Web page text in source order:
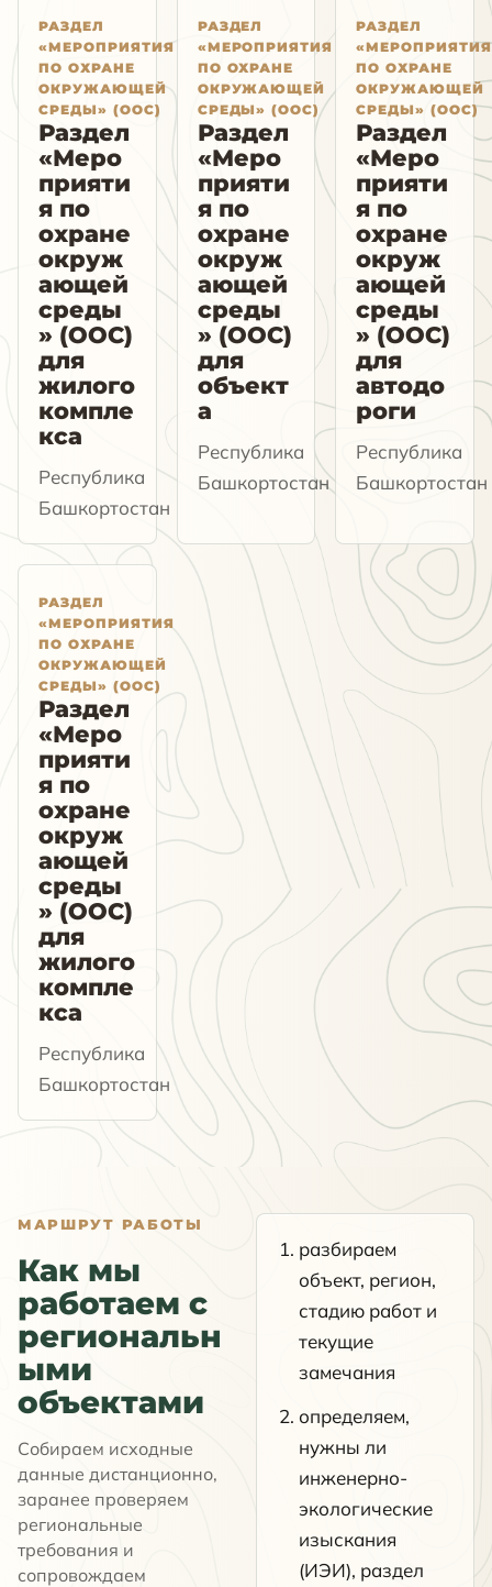
РАЗДЕЛ
«МЕРОПРИЯТИЯ
ПО ОХРАНЕ
ОКРУЖАЮЩЕЙ
СРЕДЫ» (ООС)
Раздел
«Меро
прияти
я по
охране
окруж
ающей
среды
» (ООС)
для
жилого
компле
кса
Республика
Башкортостан
РАЗДЕЛ
«МЕРОПРИЯТИЯ
ПО ОХРАНЕ
ОКРУЖАЮЩЕЙ
СРЕДЫ» (ООС)
Раздел
«Меро
прияти
я по
охране
окруж
ающей
среды
» (ООС)
для
объект
а
Республика
Башкортостан
РАЗДЕЛ
«МЕРОПРИЯТИЯ
ПО ОХРАНЕ
ОКРУЖАЮЩЕЙ
СРЕДЫ» (ООС)
Раздел
«Меро
прияти
я по
охране
окруж
ающей
среды
» (ООС)
для
автодо
роги
Республика
Башкортостан
РАЗДЕЛ
«МЕРОПРИЯТИЯ
ПО ОХРАНЕ
ОКРУЖАЮЩЕЙ
СРЕДЫ» (ООС)
Раздел
«Меро
прияти
я по
охране
окруж
ающей
среды
» (ООС)
для
жилого
компле
кса
Республика
Башкортостан
МАРШРУТ РАБОТЫ
Как мы
работаем с
региональн
ыми
объектами
Собираем исходные
данные дистанционно,
заранее проверяем
региональные
требования и
сопровождаем
разбираем
объект, регион,
стадию работ и
текущие
замечания
определяем,
нужны ли
инженерно-
экологические
изыскания
(ИЭИ), раздел